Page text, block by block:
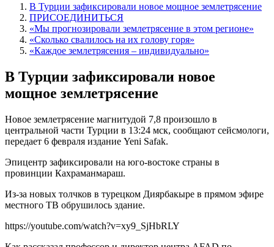
В Турции зафиксировали новое мощное землетрясение
ПРИСОЕДИНИТЬСЯ
«Мы прогнозировали землетрясение в этом регионе»
«Сколько свалилось на их голову горя»
«Каждое землетрясения – индивидуально»
В Турции зафиксировали новое
мощное землетрясение
Новое землетрясение магнитудой 7,8 произошло в
центральной части Турции в 13:24 мск, сообщают сейсмологи,
передает 6 февраля издание Yeni Safak.
Эпицентр зафиксировали на юго-востоке страны в
провинции Кахраманмараш.
Из-за новых толчков в турецком Диярбакыре в прямом эфире
местного ТВ обрушилось здание.
https://youtube.com/watch?v=xy9_SjHbRLY